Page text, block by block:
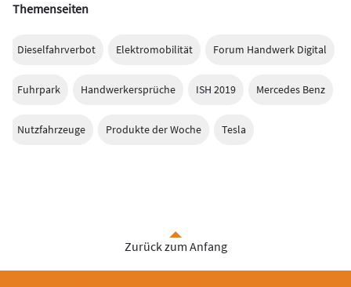
Themenseiten
Dieselfahrverbot Elektromobilität Forum Handwerk Digital
Fuhrpark Handwerkersprüche ISH 2019 Mercedes Benz
Nutzfahrzeuge Produkte der Woche Tesla
Zurück zum Anfang